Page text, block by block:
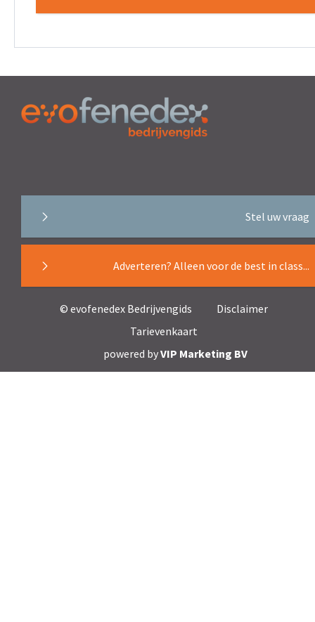
Stel uw vraag
Adverteren? Alleen voor de best in class...
© evofenedex Bedrijvengids
Disclaimer
Tarievenkaart
powered byVIP Marketing BV